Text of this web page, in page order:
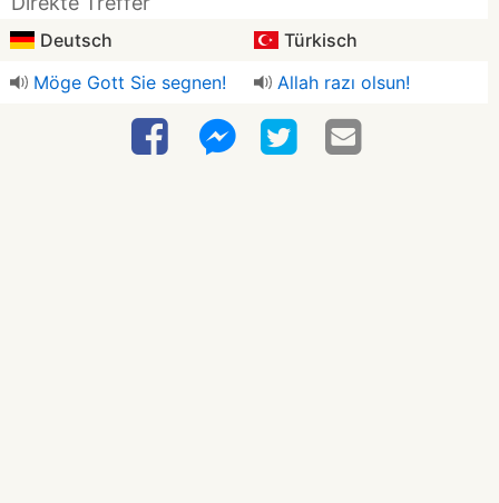
Deutsch
Türkisch
Möge Gott Sie segnen!
Allah razı olsun!